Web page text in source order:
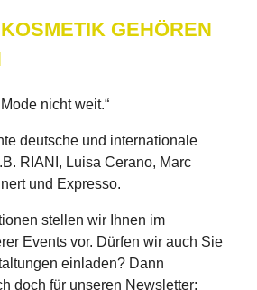
GEHÖREN
nicht weit.“
deutsche und internationale
RIANI, Luisa Cerano, Marc
und Expresso.
stellen wir Ihnen im
Events vor. Dürfen wir auch Sie
einladen? Dann
doch für unseren Newsletter: